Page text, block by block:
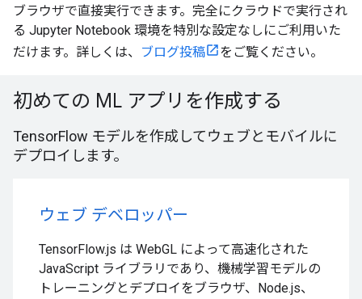
ブラウザで直接実行できます。完全にクラウドで実行され
る Jupyter Notebook 環境を特別な設定なしにご利用いた
だけます。詳しくは、
ブログ投稿 をご覧ください。
初めての ML アプリを作成する
TensorFlow モデルを作成してウェブとモバイルに
デプロイします。
ウェブ デベロッパー
TensorFlow.js は WebGL によって高速化された
JavaScript ライブラリであり、機械学習モデルの
トレーニングとデプロイをブラウザ、Node.js、